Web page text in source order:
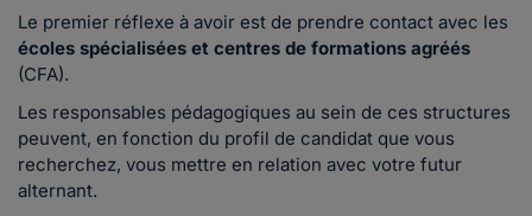
Le premier réflexe à avoir est de prendre contact avec les
écoles spécialisées et centres de formations agréés
(CFA).
Les responsables pédagogiques au sein de ces structures
peuvent, en fonction du profil de candidat que vous
recherchez, vous mettre en relation avec votre futur
alternant.